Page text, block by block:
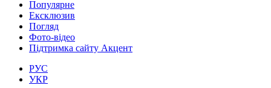
Популярне
Ексклюзив
Погляд
Фото-відео
Підтримка сайту Акцент
РУС
УКР